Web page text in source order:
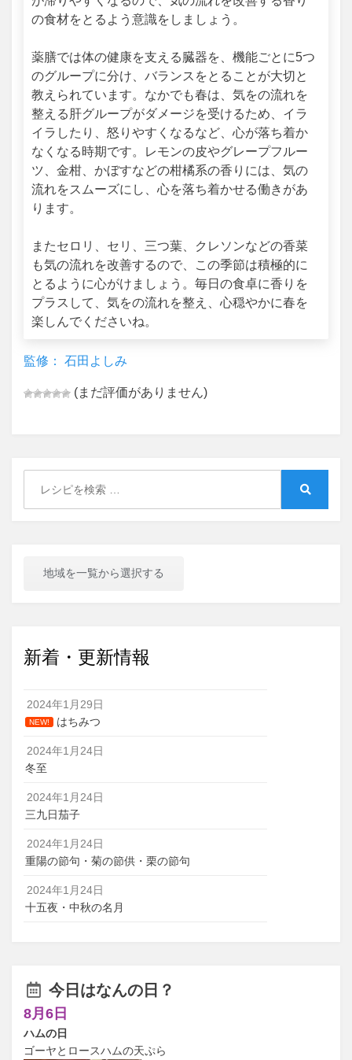
の食材をとるよう意識をしましょう。
薬膳では体の健康を支える臓器を、機能ごとに5つ
のグループに分け、バランスをとることが大切と
教えられています。なかでも春は、気をの流れを
整える肝グループがダメージを受けるため、イラ
イラしたり、怒りやすくなるなど、心が落ち着か
なくなる時期です。レモンの皮やグレープフルー
ツ、金柑、かぼすなどの柑橘系の香りには、気の
流れをスムーズにし、心を落ち着かせる働きがあ
ります。
またセロリ、セリ、三つ葉、クレソンなどの香菜
も気の流れを改善するので、この季節は積極的に
とるように心がけましょう。毎日の食卓に香りを
プラスして、気をの流れを整え、心穏やかに春を
楽しんでくださいね。
監修： 石田よしみ
(まだ評価がありません)
地域を一覧から選択する
新着・更新情報
2024年1月29日
NEW! はちみつ
2024年1月24日
冬至
2024年1月24日
三九日茄子
2024年1月24日
重陽の節句・菊の節供・栗の節句
2024年1月24日
十五夜・中秋の名月
今日はなんの日？
8月6日
ハムの日
ゴーヤとロースハムの天ぷら